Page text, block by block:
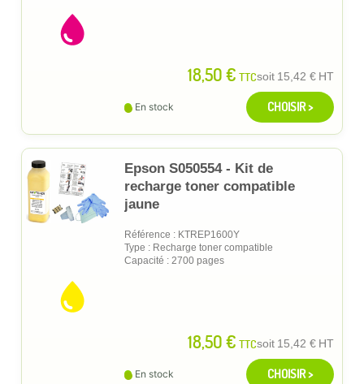
18,50 € TTCsoit 15,42 € HT
En stock CHOISIR >
Epson S050554 - Kit de
recharge toner compatible
jaune
Référence : KTREP1600Y
Type : Recharge toner compatible
Capacité : 2700 pages
18,50 € TTCsoit 15,42 € HT
En stock CHOISIR >